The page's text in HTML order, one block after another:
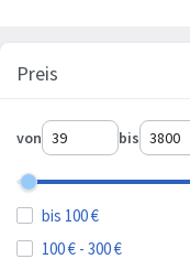
Preis
von bis
bis 100 €
100 € - 300 €